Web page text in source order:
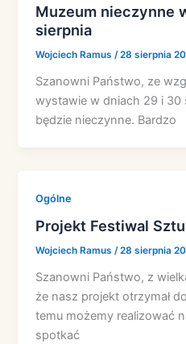
Muzeum nieczynne
sierpnia
Wojciech Ramus/28 sierpnia
Szanowni Państwo, ze
wystawie w dniach 29 i 30
będzie nieczynne. Bardzo
Ogólne
Projekt Festiwal
Wojciech Ramus/28 sierpnia
Szanowni Państwo, z
że nasz projekt otrzymał
temu możemy realizować
spotkać